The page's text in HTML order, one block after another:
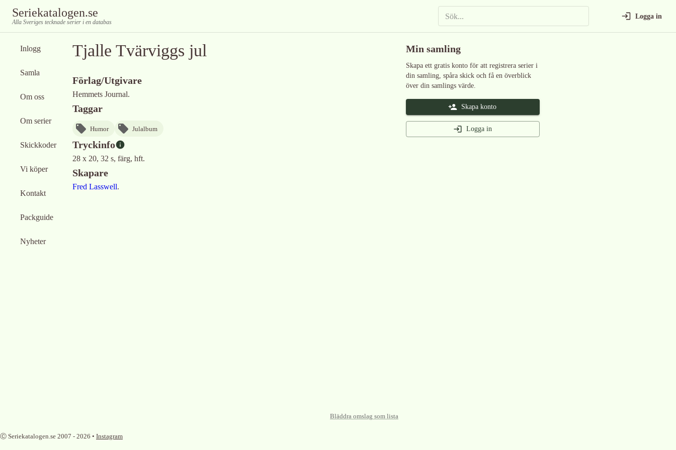
Seriekatalogen.se
Alla Sveriges tecknade serier i en databas
Logga in
Inlogg
Samla
Om oss
Om serier
Skickkoder
Vi köper
Kontakt
Packguide
Nyheter
Tjalle Tvärviggs jul
Förlag/Utgivare
Hemmets Journal.
Taggar
Humor Julalbum
Tryckinfo
28 x 20, 32 s, färg, hft.
Skapare
Fred Lasswell.
Min samling
Skapa ett gratis konto för att registrera serier i
din samling, spåra skick och få en överblick
över din samlings värde.
Skapa konto
Logga in
Bläddra omslag som lista
Ⓒ Seriekatalogen.se 2007 - 2026 • Instagram